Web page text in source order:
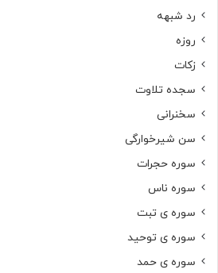
رد شبهه
روزه
زکات
سجده تلاوت
سخنرانی
سن شیرخوارگی
سوره حجرات
سوره ناس
سوره ی تبت
سوره ی توحید
سوره ی حمد